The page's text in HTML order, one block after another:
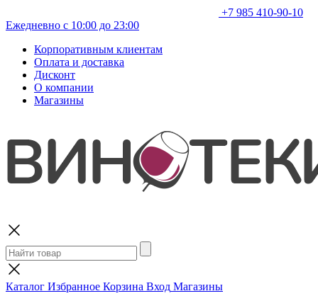
+7 985 410-90-10
Ежедневно с 10:00 до 23:00
Корпоративным клиентам
Оплата и доставка
Дисконт
О компании
Магазины
Каталог Избранное Корзина Вход Магазины